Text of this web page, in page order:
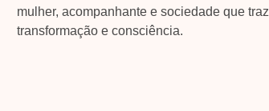
mulher, acompanhante e sociedade que traz
transformação e consciência.